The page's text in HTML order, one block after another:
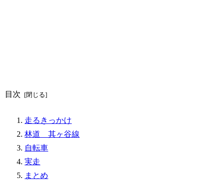
目次
走るきっかけ
林道 其ヶ谷線
自転車
実走
まとめ